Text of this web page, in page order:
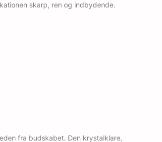
skarp, ren og indbydende.
fra budskabet. Den krystalklare,